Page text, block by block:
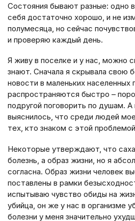
Состояния бывают разные: одно
себя достаточно хорошо, и не
полумесяца, но сейчас
и проверяю каждый день.
Я живу в поселке и у нас, можно
знают. Сначала я скрывала свою
новости в маленьких населенных
распространяются быстро –
подругой поговорить по душам.
выяснилось, что среди людей
тех, кто знаком с этой
Некоторые утверждают, что
болезнь, а образ жизни, но я
согласна. Образ жизни человек
поставлены в рамки
испытываю чувство обиды на
убийца, он же у нас в организме
болезни у меня значительно